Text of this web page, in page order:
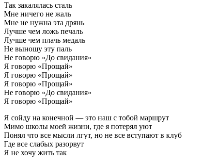
Так закалялась сталь
Мне ничего не жаль
Мне не нужна эта дрянь
Лучше чем ложь печаль
Лучше чем плачь медаль
Не выношу эту паль
Не говорю «До свидания»
Я говорю «Прощай»
Я говорю «Прощай»
Я говорю «Прощай»
Не говорю «До свидания»
Я говорю «Прощай»
Я сойду на конечной — это наш с тобой маршрут
Мимо школы моей жизни, где я потерял уют
Понял что все мысли лгут, но не все вступают в клуб
Где все слабых разорвут
Я не хочу жить так